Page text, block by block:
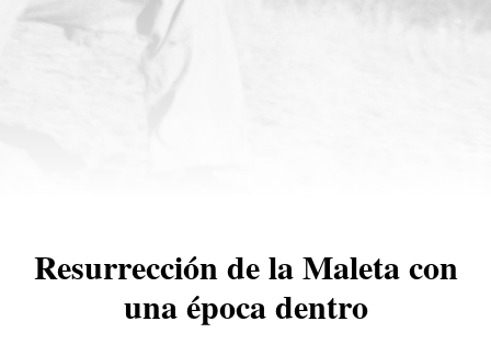
Resurrección de la Maleta con
una época dentro